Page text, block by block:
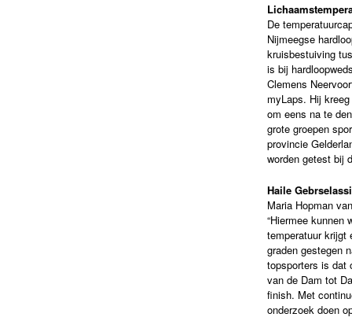
De
Nijmeegse
kruisbestuiving
is bij
Clemens
myLaps. Hij
om eens na te
grote groepen
provincie
worden getest bij
Haile
Maria Hopman
“Hiermee kunnen
temperatuur krijgt
graden gestegen
topsporters is dat
van de Dam tot
finish. Met
onderzoek doen